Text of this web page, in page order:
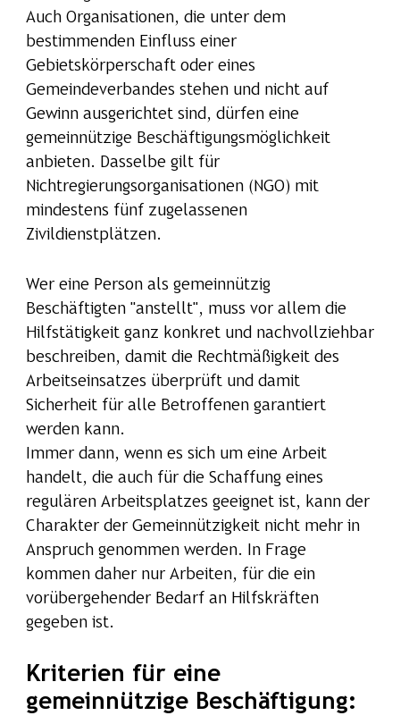
Auch Organisationen, die unter dem
bestimmenden Einfluss einer
Gebietskörperschaft oder eines
Gemeindeverbandes stehen und nicht auf
Gewinn ausgerichtet sind, dürfen eine
gemeinnützige Beschäftigungsmöglichkeit
anbieten. Dasselbe gilt für
Nichtregierungsorganisationen (NGO) mit
mindestens fünf zugelassenen
Zivildienstplätzen.
Wer eine Person als gemeinnützig
Beschäftigten "anstellt", muss vor allem die
Hilfstätigkeit ganz konkret und nachvollziehbar
beschreiben, damit die Rechtmäßigkeit des
Arbeitseinsatzes überprüft und damit
Sicherheit für alle Betroffenen garantiert
werden kann.
Immer dann, wenn es sich um eine Arbeit
handelt, die auch für die Schaffung eines
regulären Arbeitsplatzes geeignet ist, kann der
Charakter der Gemeinnützigkeit nicht mehr in
Anspruch genommen werden. In Frage
kommen daher nur Arbeiten, für die ein
vorübergehender Bedarf an Hilfskräften
gegeben ist.
Kriterien für eine
gemeinnützige Beschäftigung: